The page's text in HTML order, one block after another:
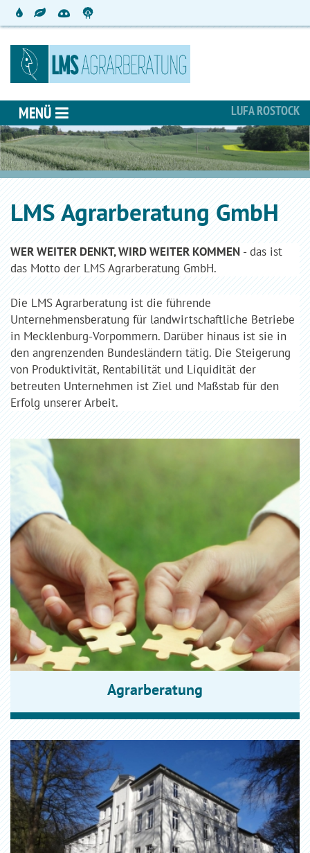
MENÜ LUFA ROSTOCK
LMS Agrarberatung GmbH
WER WEITER DENKT, WIRD WEITER KOMMEN - das ist
das Motto der LMS Agrarberatung GmbH.
Die LMS Agrarberatung ist die führende
Unternehmensberatung für landwirtschaftliche Betriebe
in Mecklenburg-Vorpommern. Darüber hinaus ist sie in
den angrenzenden Bundesländern tätig. Die Steigerung
von Produktivität, Rentabilität und Liquidität der
betreuten Unternehmen ist Ziel und Maßstab für den
Erfolg unserer Arbeit.
Agrarberatung